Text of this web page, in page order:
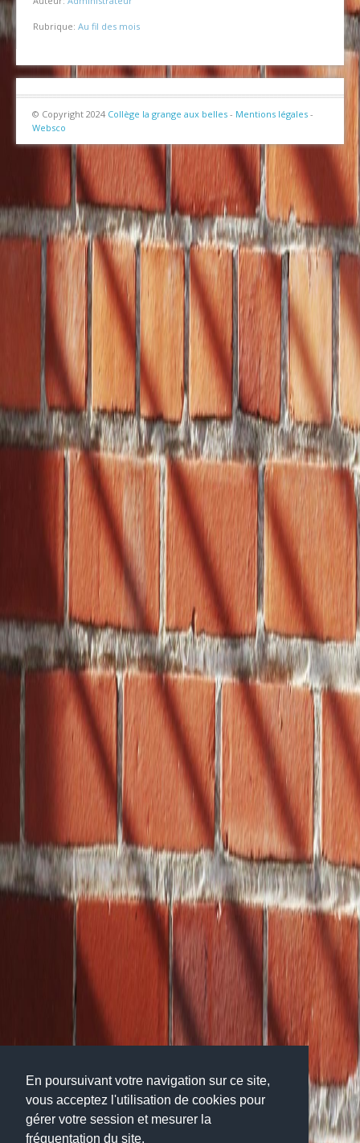
En poursuivant votre navigation sur ce site,
vous acceptez l'utilisation de cookies pour
gérer votre session et mesurer la
fréquentation du site.
Rubrique: Au fil des mois
© Copyright 2024 Collège la grange aux belles - Mentions légales -
Websco